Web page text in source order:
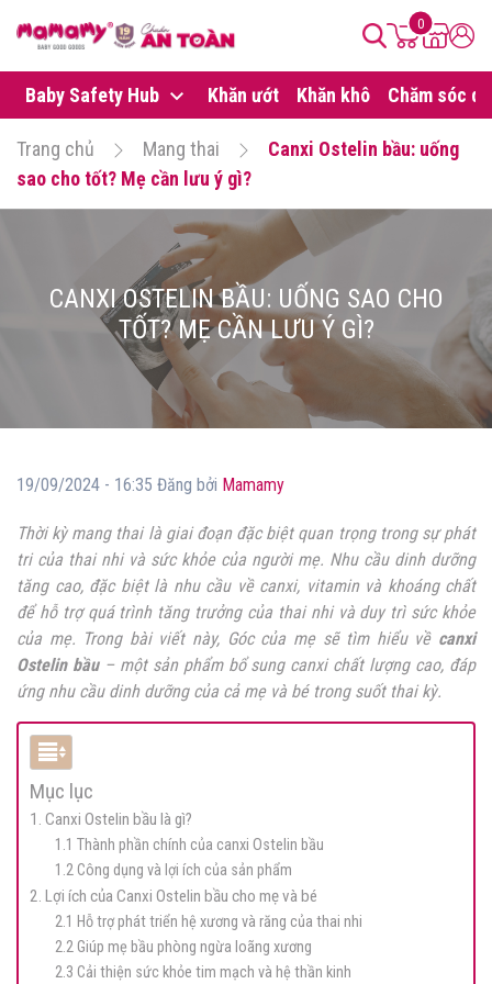
0
Baby Safety Hub Khăn ướt Khăn khô Chăm sóc da
Trang chủ Mang thai
Canxi Ostelin bầu: uống
sao cho tốt? Mẹ cần lưu ý gì?
CANXI OSTELIN BẦU: UỐNG SAO CHO
TỐT? MẸ CẦN LƯU Ý GÌ?
19/09/2024 - 16:35 Đăng bởi Mamamy
Thời kỳ mang thai là giai đoạn đặc biệt quan trọng trong sự phát
tri của thai nhi và sức khỏe của người mẹ. Nhu cầu dinh dưỡng
tăng cao, đặc biệt là nhu cầu về canxi, vitamin và khoáng chất
để hỗ trợ quá trình tăng trưởng của thai nhi và duy trì sức khỏe
của mẹ. Trong bài viết này, Góc của mẹ sẽ tìm hiểu về canxi
Ostelin bầu– một sản phẩm bổ sung canxi chất lượng cao, đáp
ứng nhu cầu dinh dưỡng của cả mẹ và bé trong suốt thai kỳ.
Mục lục
1. Canxi Ostelin bầu là gì?
1.1 Thành phần chính của canxi Ostelin bầu
1.2 Công dụng và lợi ích của sản phẩm
2. Lợi ích của Canxi Ostelin bầu cho mẹ và bé
2.1 Hỗ trợ phát triển hệ xương và răng của thai nhi
2.2 Giúp mẹ bầu phòng ngừa loãng xương
2.3 Cải thiện sức khỏe tim mạch và hệ thần kinh